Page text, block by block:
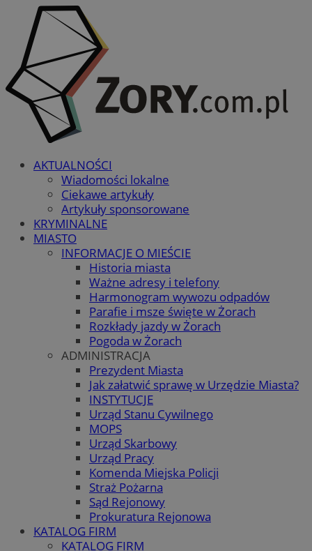
AKTUALNOŚCI
Wiadomości lokalne
Ciekawe artykuły
Artykuły sponsorowane
KRYMINALNE
MIASTO
INFORMACJE O MIEŚCIE
Historia miasta
Ważne adresy i telefony
Harmonogram wywozu odpadów
Parafie i msze święte w Żorach
Rozkłady jazdy w Żorach
Pogoda w Żorach
ADMINISTRACJA
Prezydent Miasta
Jak załatwić sprawę w Urzędzie Miasta?
INSTYTUCJE
Urząd Stanu Cywilnego
MOPS
Urząd Skarbowy
Urząd Pracy
Komenda Miejska Policji
Straż Pożarna
Sąd Rejonowy
Prokuratura Rejonowa
KATALOG FIRM
KATALOG FIRM